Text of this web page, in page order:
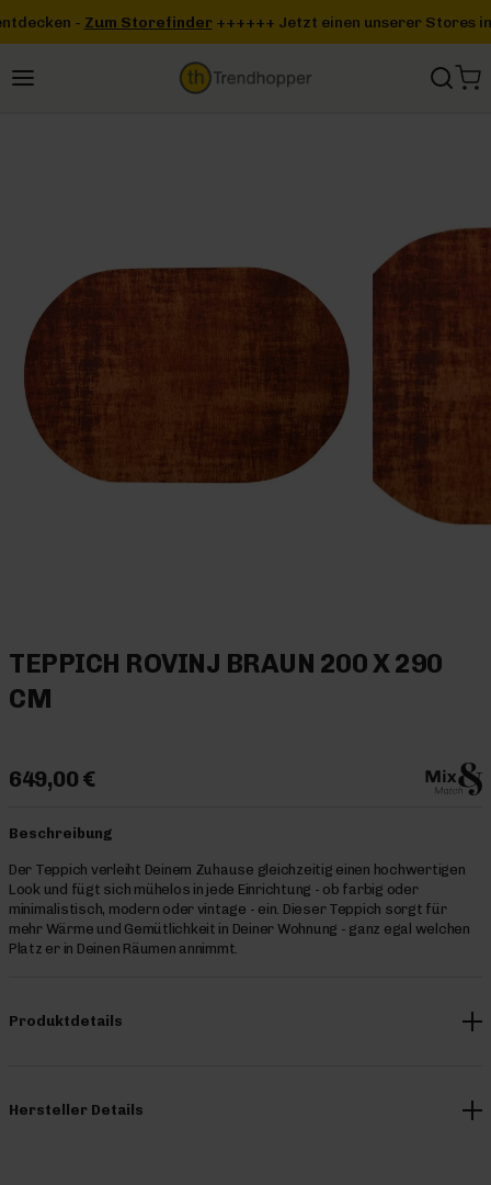
++++++ Jetzt einen unserer Stores in deiner Nähe
TEPPICH ROVINJ BRAUN 200 X 290
CM
649,00 €
Beschreibung
Der Teppich verleiht Deinem Zuhause gleichzeitig einen hochwertigen
Look und fügt sich mühelos in jede Einrichtung - ob farbig oder
minimalistisch, modern oder vintage - ein. Dieser Teppich sorgt für
mehr Wärme und Gemütlichkeit in Deiner Wohnung - ganz egal welchen
Platz er in Deinen Räumen annimmt.
Produktdetails
Hersteller Details